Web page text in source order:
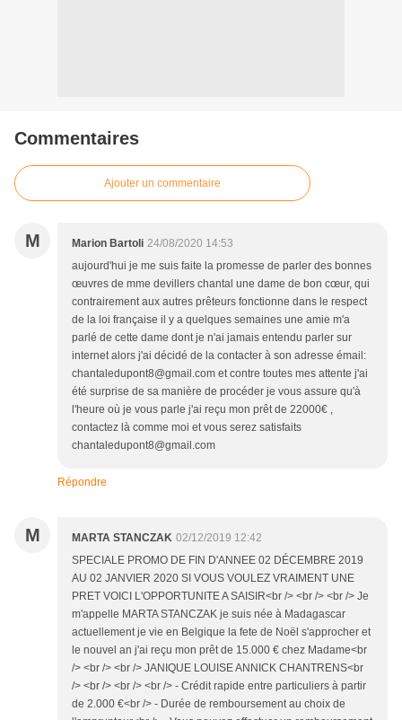
Commentaires
Ajouter un commentaire
M Marion Bartoli 24/08/2020 14:53
aujourd'hui je me suis faite la promesse de parler des bonnes
œuvres de mme devillers chantal une dame de bon cœur, qui
contrairement aux autres prêteurs fonctionne dans le respect
de la loi française il y a quelques semaines une amie m'a
parlé de cette dame dont je n'ai jamais entendu parler sur
internet alors j'ai décidé de la contacter à son adresse émail:
chantaledupont8@gmail.com et contre toutes mes attente j'ai
été surprise de sa manière de procéder je vous assure qu'à
l'heure où je vous parle j'ai reçu mon prêt de 22000€ ,
contactez là comme moi et vous serez satisfaits
chantaledupont8@gmail.com
Répondre
M MARTA STANCZAK 02/12/2019 12:42
SPECIALE PROMO DE FIN D'ANNEE 02 DÉCEMBRE 2019
AU 02 JANVIER 2020 SI VOUS VOULEZ VRAIMENT UNE
PRET VOICI L'OPPORTUNITE A SAISIR<br /> <br /> <br /> Je
m'appelle MARTA STANCZAK je suis née à Madagascar
actuellement je vie en Belgique la fete de Noël s'approcher et
le nouvel an j'ai reçu mon prêt de 15.000 € chez Madame<br
/> <br /> <br /> JANIQUE LOUISE ANNICK CHANTRENS<br
/> <br /> <br /> <br /> - Crédit rapide entre particuliers à partir
de 2.000 €<br /> - Durée de remboursement au choix de